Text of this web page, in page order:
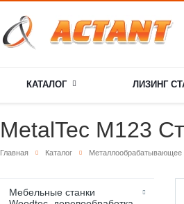
КАТАЛОГ ЛИЗИНГ
MetalTec M123
Главная Каталог Металлообрабатывающее
Мебельные станки